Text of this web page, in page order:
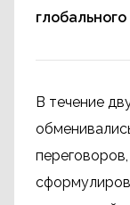
В течение